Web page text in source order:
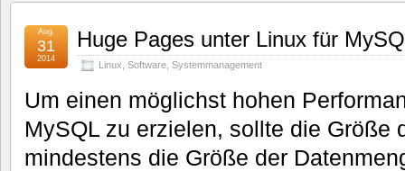
Huge Pages unter Linux für
Linux Software Systemmanagement
Aug.
31
2014
Um einen möglichst hohen
MySQL zu erzielen, sollte die Größe
mindestens die Größe der